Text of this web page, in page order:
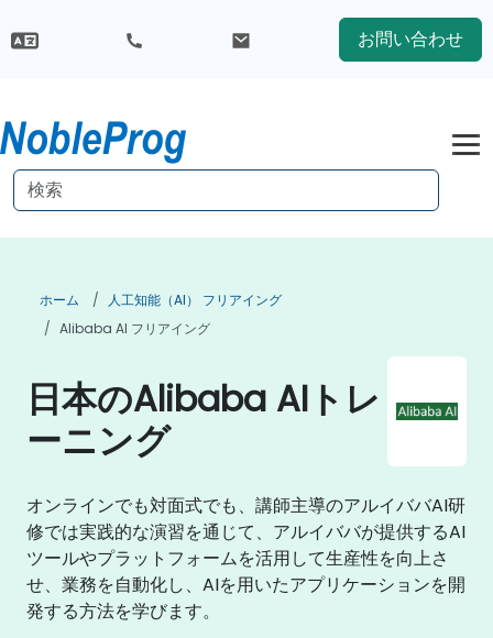
お問い合わせ
ホーム
人工知能（AI） フリアイング
Alibaba AI フリアイング
日本のAlibaba AIトレ
ーニング
オンラインでも対面式でも、講師主導のアルイババAI研
修では実践的な演習を通じて、アルイババが提供するAI
ツールやプラットフォームを活用して生産性を向上さ
せ、業務を自動化し、AIを用いたアプリケーションを開
発する方法を学びます。